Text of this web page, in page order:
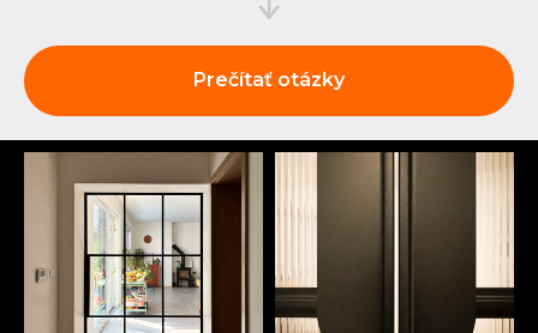
Prečítať otázky